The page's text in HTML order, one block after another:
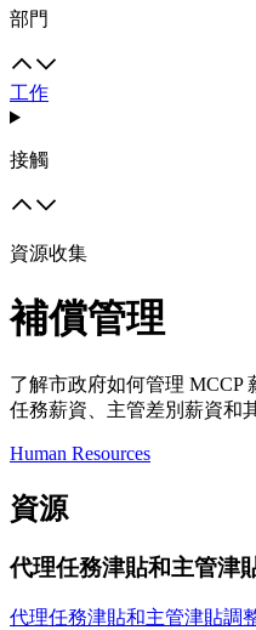
部門
工作
接觸
資源收集
補償管理
了解市政府如何管理 MCCP
任務薪資、主管差別薪資和
Human Resources
資源
代理任務津貼和主管津
代理任務津貼和主管津貼調